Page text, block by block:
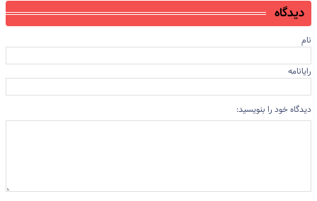
دیدگاه
نام
رایانامه
دیدگاه خود را بنویسید: